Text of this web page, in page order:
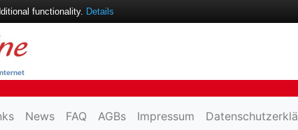
News FAQ AGBs Impressum
functionality. Details